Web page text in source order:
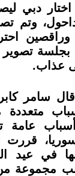
دبي
وتم
بجلسة
عذاب.
سامر
عامة
قررت
في عيد
مجموعة